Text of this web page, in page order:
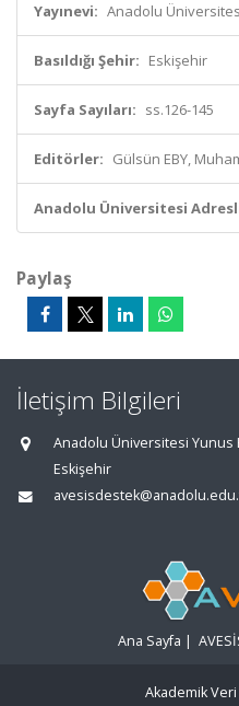
Yayınevi: Anadolu
Basıldığı Şehir: Eskişehir
Sayfa Sayıları: ss.126-145
Editörler: Gülsün EBY,
Anadolu Üniversitesi
Paylaş
İletişim Bilgileri
Anadolu Üniversitesi Yunus
Eskişehir
Ana Sayfa |
Akademik